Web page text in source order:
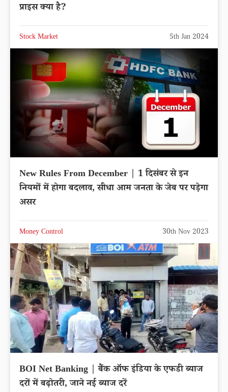
प्राइस क्या है?
Stock Market 5th Jan 2024
New Rules From December | 1 दिसंबर से इन
नियमों में होगा बदलाव, सीधा आम जनता के जेब पर पड़ेगा
असर
Money Control 30th Nov 2023
BOI Net Banking | बैंक ऑफ इंडिया के एफडी ब्याज
दरों में बढ़ोतरी, जाने नई ब्याज दरें